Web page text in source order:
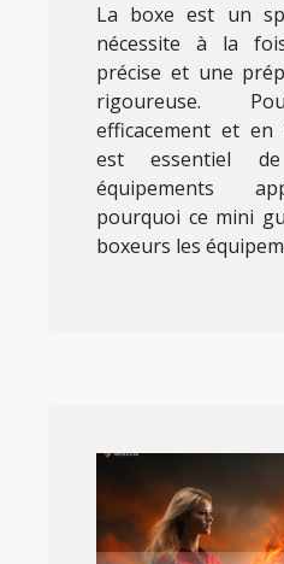
La boxe est un
nécessite à la
précise et une
rigoureuse.
efficacement et
est essentiel
équipements
pourquoi ce mini
boxeurs les